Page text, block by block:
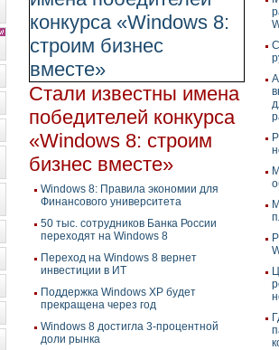
Стали известны имена
победителей конкурса
«Windows 8: строим
бизнес вместе»
Windows 8: Правила экономии для
Финансового университета
50 тыс. сотрудников Банка России
переходят на Windows 8
Переход на Windows 8 вернет
инвестиции в ИТ
Поддержка Windows XP будет
прекращена через год
Windows 8 достигла 3-процентной
доли рынка